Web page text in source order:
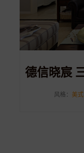
风格： 美式